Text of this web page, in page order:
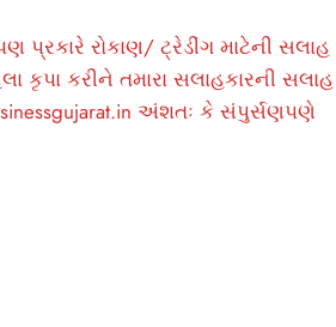
પ્રકારે રોકાણ/ ટ્રેડીંગ માટેની સલાહ
કૃપા કરીને તમારા સલાહકારની સલાહ
અંશતઃ કે સંપુર્સણપણે